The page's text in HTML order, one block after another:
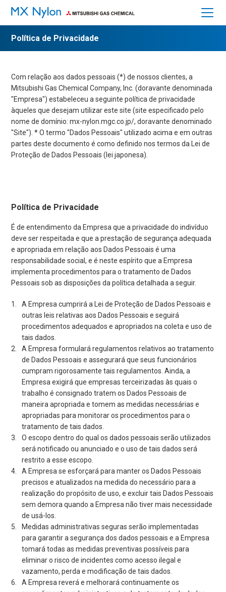
HOME
Sobre o MX Nylon
Características
Aplicações
Propriedades Físicas
Perguntas frequentes
Contato
Portuguese | Português
Política de Privacidade
Com relação aos dados pessoais (*) de nossos clientes, a
Mitsubishi Gas Chemical Company, Inc. (doravante denominada
"Empresa") estabeleceu a seguinte política de privacidade
àqueles que desejam utilizar este site (site especificado pelo
nome de domínio: mx-nylon.mgc.co.jp/, doravante denominado
"Site"). * O termo "Dados Pessoais" utilizado acima e em outras
partes deste documento é como definido nos termos da Lei de
Proteção de Dados Pessoais (lei japonesa).
Política de Privacidade
É de entendimento da Empresa que a privacidade do indivíduo
deve ser respeitada e que a prestação de segurança adequada
e apropriada em relação aos Dados Pessoais é uma
responsabilidade social, e é neste espírito que a Empresa
implementa procedimentos para o tratamento de Dados
Pessoais sob as disposições da política detalhada a seguir.
A Empresa cumprirá a Lei de Proteção de Dados Pessoais e
outras leis relativas aos Dados Pessoais e seguirá
procedimentos adequados e apropriados na coleta e uso de
tais dados.
A Empresa formulará regulamentos relativos ao tratamento
de Dados Pessoais e assegurará que seus funcionários
cumpram rigorosamente tais regulamentos. Ainda, a
Empresa exigirá que empresas terceirizadas às quais o
trabalho é consignado tratem os Dados Pessoais de
maneira apropriada e tomem as medidas necessárias e
apropriadas para monitorar os procedimentos para o
tratamento de tais dados.
O escopo dentro do qual os dados pessoais serão utilizados
será notificado ou anunciado e o uso de tais dados será
restrito a esse escopo.
A Empresa se esforçará para manter os Dados Pessoais
precisos e atualizados na medida do necessário para a
realização do propósito de uso, e excluir tais Dados Pessoais
sem demora quando a Empresa não tiver mais necessidade
de usá-los.
Medidas administrativas seguras serão implementadas
para garantir a segurança dos dados pessoais e a Empresa
tomará todas as medidas preventivas possíveis para
eliminar o risco de incidentes como acesso ilegal e
vazamento, perda e modificação de tais dados.
A Empresa reverá e melhorará continuamente os